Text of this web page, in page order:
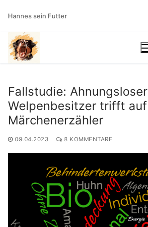
Inhalt
springen
Hannes sein Futter
Suchen nach:
Fallstudie: Ahnungsloser
Welpenbesitzer trifft auf
Märchenerzähler
09.04.2023 8 KOMMENTARE